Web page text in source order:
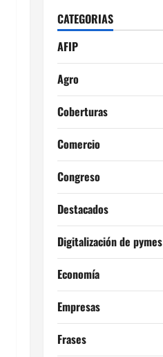
CATEGORIAS
AFIP
Agro
Coberturas
Comercio
Congreso
Destacados
Digitalización de pymes
Economía
Empresas
Frases